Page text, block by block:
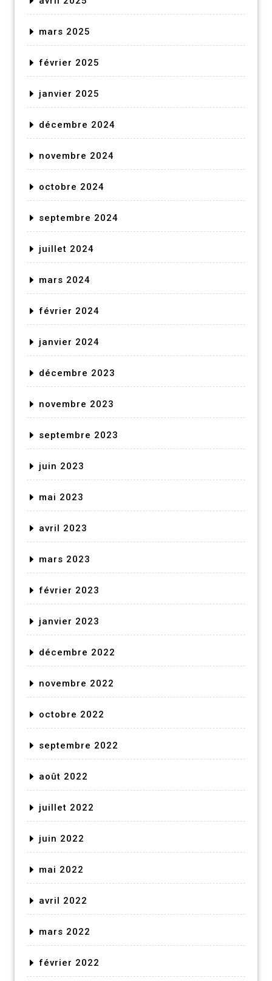
mars 2025
février 2025
janvier 2025
décembre 2024
novembre 2024
octobre 2024
septembre 2024
juillet 2024
mars 2024
février 2024
janvier 2024
décembre 2023
novembre 2023
septembre 2023
juin 2023
mai 2023
avril 2023
mars 2023
février 2023
janvier 2023
décembre 2022
novembre 2022
octobre 2022
septembre 2022
août 2022
juillet 2022
juin 2022
mai 2022
avril 2022
mars 2022
février 2022